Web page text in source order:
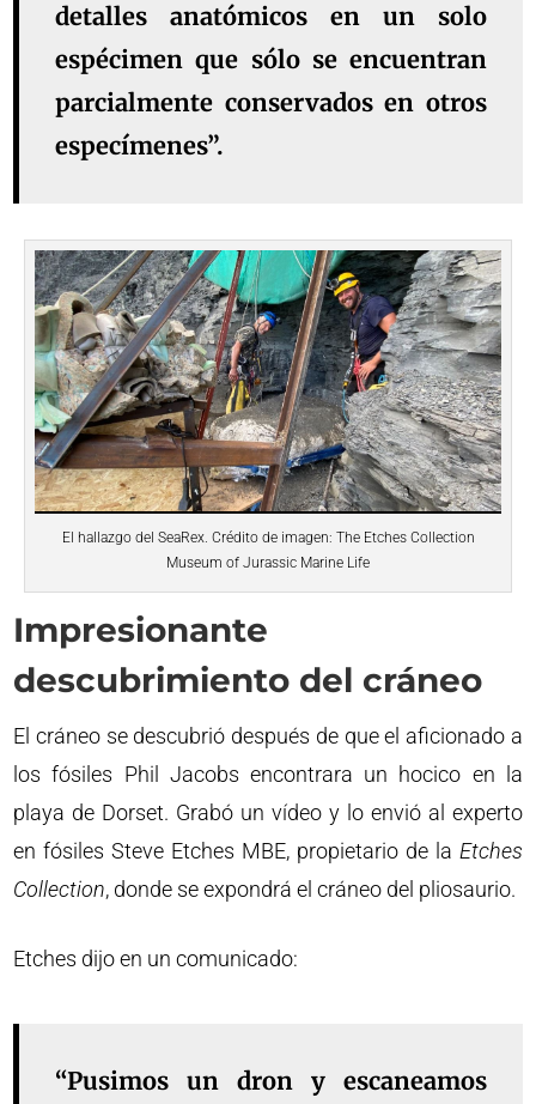
detalles anatómicos en un solo
espécimen que sólo se encuentran
parcialmente conservados en otros
especímenes”.
El hallazgo del SeaRex. Crédito de imagen: The Etches Collection
Museum of Jurassic Marine Life
Impresionante
descubrimiento del cráneo
El cráneo se descubrió después de que el aficionado a
los fósiles Phil Jacobs encontrara un hocico en la
playa de Dorset. Grabó un vídeo y lo envió al experto
en fósiles Steve Etches MBE, propietario de la Etches
Collection, donde se expondrá el cráneo del pliosaurio.
Etches dijo en un comunicado:
“Pusimos un dron y escaneamos